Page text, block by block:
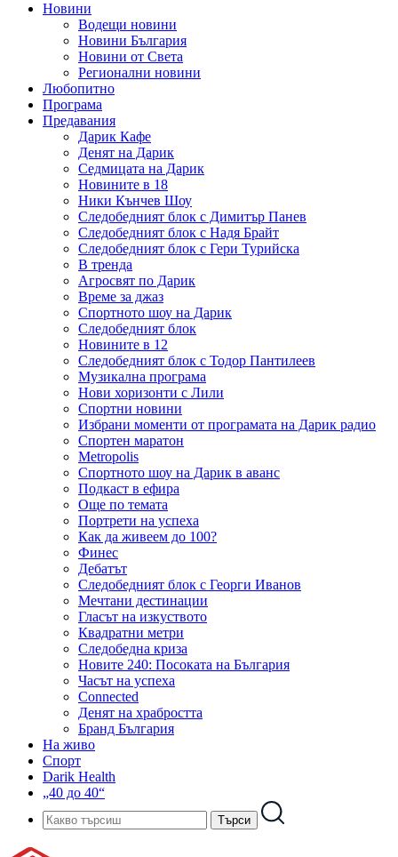
Новини
Водещи новини
Новини България
Новини от Света
Регионални новини
Любопитно
Програма
Предавания
Дарик Кафе
Денят на Дарик
Седмицата на Дарик
Новините в 18
Ники Кънчев Шоу
Следобедният блок с Димитър Панев
Следобедният блок с Надя Брайт
Следобедният блок с Гери Турийска
В тренда
Агросвят по Дарик
Време за джаз
Спортното шоу на Дарик
Следобедният блок
Новините в 12
Следобедният блок с Тодор Пантилеев
Музикална програма
Нови хоризонти с Лили
Спортни новини
Избрани моменти от програмата на Дарик радио
Спортен маратон
Metropolis
Спортното шоу на Дарик в аванс
Подкаст в ефира
Още по темата
Портрети на успеха
Как да живеем до 100?
Финес
Дебатът
Следобедният блок с Георги Иванов
Мечтани дестинации
Гласът на изкуството
Квадратни метри
Следобедна криза
Новите 240: Посоката на България
Часът на успеха
Connected
Денят на храбростта
Бранд България
На живо
Спорт
Darik Health
„40 до 40“